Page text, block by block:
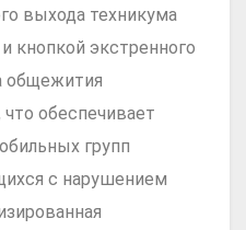
выхода техникума
кнопкой экстренного
общежития
обеспечивает
групп
с нарушением